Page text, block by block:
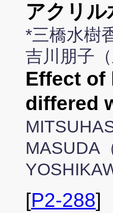
アクリ
*三橋水樹
吉川朋子（
Effect of
differed
MASUDA
[P2-288]